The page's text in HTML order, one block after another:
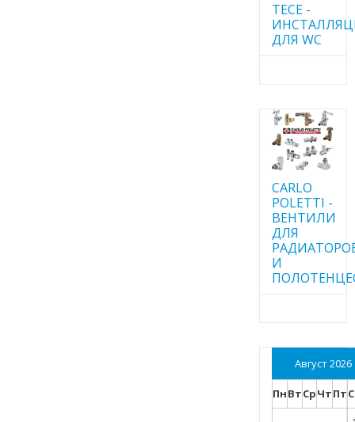
TECE -
ДЛЯ WC
CARLO
POLETTI -
ВЕНТИЛИ
ДЛЯ
И
Август 2026
ПнВтСрЧтПт